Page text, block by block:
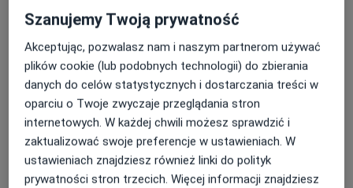
Konsultacja trychologiczna +
trichoskopia (badanie mikrokamerą
skóry głowy) - pierwsza wizyta
Od 300 zł
Szczegółykonsultacja trychologiczna +
Umów
Popularna
Szanujemy Twoją prywatność
Akceptując, pozwalasz nam i naszym partnerom używać
plików cookie (lub podobnych technologii) do zbierania
danych do celów statystycznych i dostarczania treści w
oparciu o Twoje zwyczaje przeglądania stron
internetowych. W każdej chwili możesz sprawdzić i
zaktualizować swoje preferencje w ustawieniach. W
ustawieniach znajdziesz również linki do polityk
prywatności stron trzecich. Więcej informacji znajdziesz